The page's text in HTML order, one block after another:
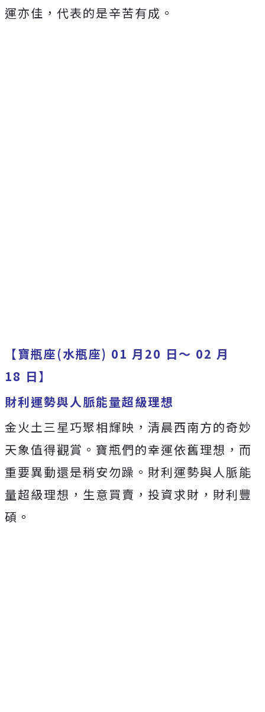
運亦佳，代表的是辛苦有成。
【寶瓶座(水瓶座) 01 月20 日～ 02 月
18 日】
財利運勢與人脈能量超級理想
金火土三星巧聚相輝映，清晨西南方的奇妙
天象值得觀賞。寶瓶們的幸運依舊理想，而
重要異動還是稍安勿躁。財利運勢與人脈能
量超級理想，生意買賣，投資求財，財利豐
碩。